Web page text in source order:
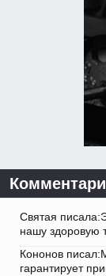
Святая
нашу здоровую
Кононов
гарантирует